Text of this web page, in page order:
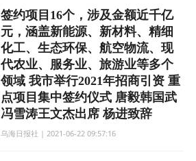
签约项目16个，涉及金额近千亿
元，涵盖新能源、新材料、精细
化工、生态环保、航空物流、现
代农业、服务业、旅游业等多个
领域 我市举行2021年招商引资 重
点项目集中签约仪式 唐毅韩国武
冯雪涛王文杰出席 杨进致辞
乌海日报社 | 2021-06-22 09:57:16